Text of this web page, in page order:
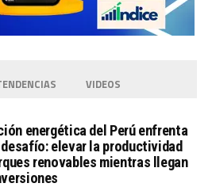
VIDEOS
energética del Perú enfrenta
elevar la productividad
renovables mientras llegan